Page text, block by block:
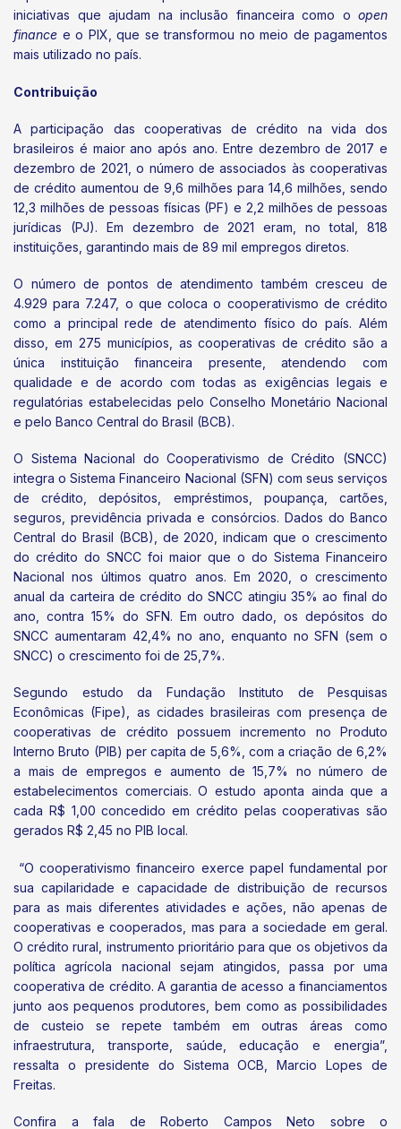
iniciativas que ajudam na inclusão financeira como o open
finance e o PIX, que se transformou no meio de pagamentos
mais utilizado no país.
Contribuição
A participação das cooperativas de crédito na vida dos
brasileiros é maior ano após ano. Entre dezembro de 2017 e
dezembro de 2021, o número de associados às cooperativas
de crédito aumentou de 9,6 milhões para 14,6 milhões, sendo
12,3 milhões de pessoas físicas (PF) e 2,2 milhões de pessoas
jurídicas (PJ). Em dezembro de 2021 eram, no total, 818
instituições, garantindo mais de 89 mil empregos diretos.
O número de pontos de atendimento também cresceu de
4.929 para 7.247, o que coloca o cooperativismo de crédito
como a principal rede de atendimento físico do país. Além
disso, em 275 municípios, as cooperativas de crédito são a
única instituição financeira presente, atendendo com
qualidade e de acordo com todas as exigências legais e
regulatórias estabelecidas pelo Conselho Monetário Nacional
e pelo Banco Central do Brasil (BCB).
O Sistema Nacional do Cooperativismo de Crédito (SNCC)
integra o Sistema Financeiro Nacional (SFN) com seus serviços
de crédito, depósitos, empréstimos, poupança, cartões,
seguros, previdência privada e consórcios. Dados do Banco
Central do Brasil (BCB), de 2020, indicam que o crescimento
do crédito do SNCC foi maior que o do Sistema Financeiro
Nacional nos últimos quatro anos. Em 2020, o crescimento
anual da carteira de crédito do SNCC atingiu 35% ao final do
ano, contra 15% do SFN. Em outro dado, os depósitos do
SNCC aumentaram 42,4% no ano, enquanto no SFN (sem o
SNCC) o crescimento foi de 25,7%.
Segundo estudo da Fundação Instituto de Pesquisas
Econômicas (Fipe), as cidades brasileiras com presença de
cooperativas de crédito possuem incremento no Produto
Interno Bruto (PIB) per capita de 5,6%, com a criação de 6,2%
a mais de empregos e aumento de 15,7% no número de
estabelecimentos comerciais. O estudo aponta ainda que a
cada R$ 1,00 concedido em crédito pelas cooperativas são
gerados R$ 2,45 no PIB local.
“O cooperativismo financeiro exerce papel fundamental por
sua capilaridade e capacidade de distribuição de recursos
para as mais diferentes atividades e ações, não apenas de
cooperativas e cooperados, mas para a sociedade em geral.
O crédito rural, instrumento prioritário para que os objetivos da
política agrícola nacional sejam atingidos, passa por uma
cooperativa de crédito. A garantia de acesso a financiamentos
junto aos pequenos produtores, bem como as possibilidades
de custeio se repete também em outras áreas como
infraestrutura, transporte, saúde, educação e energia”,
ressalta o presidente do Sistema OCB, Marcio Lopes de
Freitas.
Confira a fala de Roberto Campos Neto sobre o